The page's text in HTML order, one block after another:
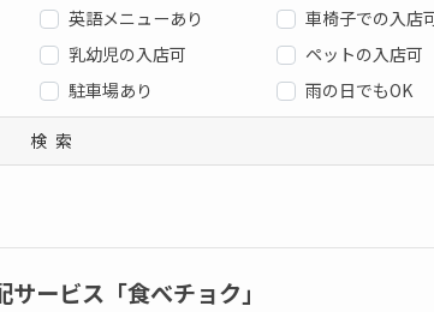
英語メニューあり
車椅子での入店
乳幼児の入店可
ペットの入店可
駐車場あり
雨の日でもOK
検索
サービス「食べチョク」